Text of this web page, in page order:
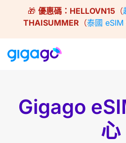
🎁 優惠碼： HELLOVN15（
THAISUMMER （泰國 eSIM
Gigago
心